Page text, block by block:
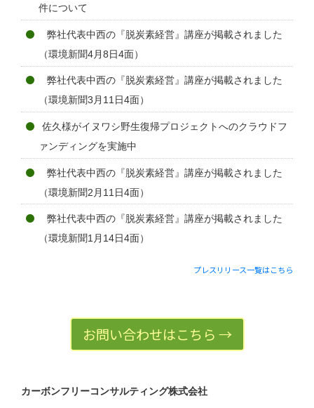
件について
弊社代表中西の『脱炭素経営』講座が掲載されました
（環境新聞4月8日4面）
弊社代表中西の『脱炭素経営』講座が掲載されました
（環境新聞3月11日4面）
佐久様がイヌワシ野生復帰プロジェクトへのクラウドフ
ァンディングを実施中
弊社代表中西の『脱炭素経営』講座が掲載されました
（環境新聞2月11日4面）
弊社代表中西の『脱炭素経営』講座が掲載されました
（環境新聞1月14日4面）
プレスリリース一覧はこちら
お問い合わせはこちら →
カーボンフリーコンサルティング株式会社